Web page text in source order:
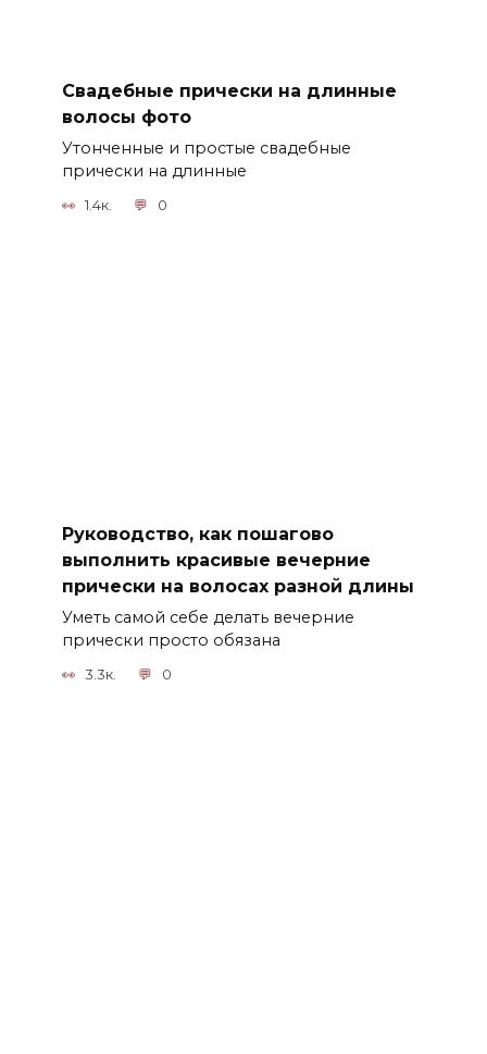
Свадебные прически на длинные
волосы фото
Утонченные и простые свадебные
прически на длинные
1.4к. 0
Руководство, как пошагово
выполнить красивые вечерние
прически на волосах разной длины
Уметь самой себе делать вечерние
прически просто обязана
3.3к. 0